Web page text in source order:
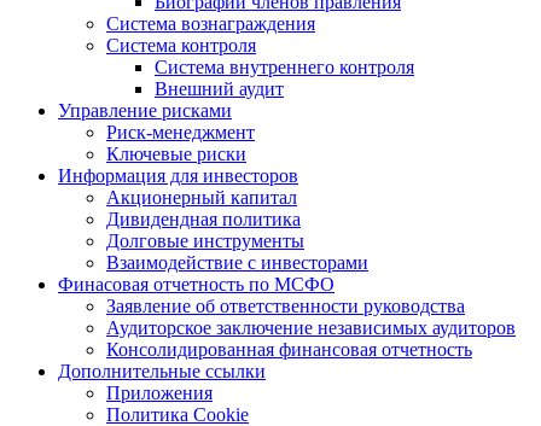
Система вознаграждения
Система контроля
Система внутреннего контроля
Внешний аудит
Управление рисками
Риск-менеджмент
Ключевые риски
Информация для инвесторов
Акционерный капитал
Дивидендная политика
Долговые инструменты
Взаимодействие с инвеcторами
Финасовая отчетность по МСФО
Заявление об ответственности руководства
Аудиторское заключение независимых аудиторов
Консолидированная финансовая отчетность
Дополнительные ссылки
Приложения
Политика Cookie